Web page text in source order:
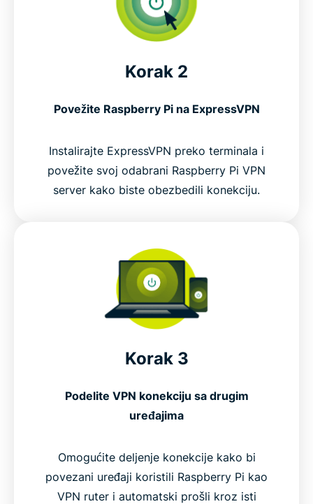
Korak 2
Povežite Raspberry Pi na ExpressVPN
Instalirajte ExpressVPN preko terminala i
povežite svoj odabrani Raspberry Pi VPN
server kako biste obezbedili konekciju.
Korak 3
Podelite VPN konekciju sa drugim
uređajima
Omogućite deljenje konekcije kako bi
povezani uređaji koristili Raspberry Pi kao
VPN ruter i automatski prošli kroz isti